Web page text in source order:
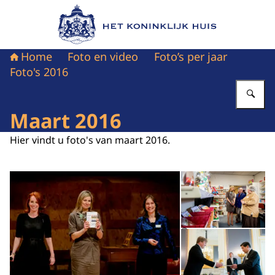
Naar de homepage van Het Koninklijk Huis
Home Foto en video
Foto’s per jaar
Foto's 2016
Maart 2016
Hier vindt u foto's van maart 2016.
Open de galerij in vergrote
©